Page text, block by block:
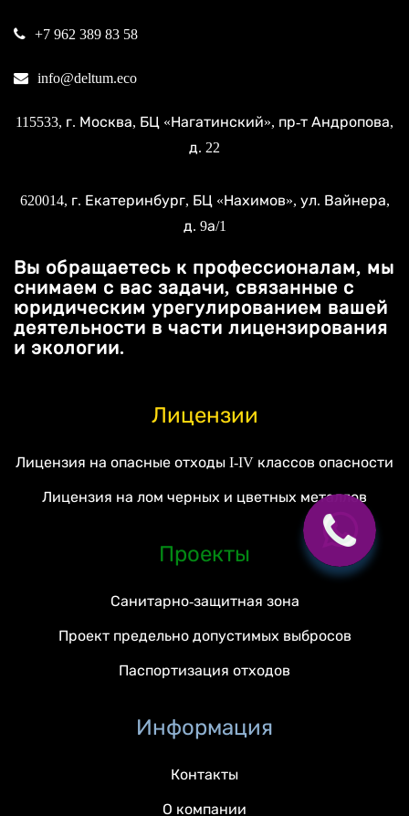
+7 962 389 83 58
info@deltum.eco
115533, г. Москва, БЦ «Нагатинский», пр-т Андропова,
д. 22
620014, г. Екатеринбург, БЦ «Нахимов», ул. Вайнера,
д. 9а/1
Вы обращаетесь к профессионалам, мы
снимаем с вас задачи, связанные с
юридическим урегулированием вашей
деятельности в части лицензирования
и экологии.
Лицензии
Лицензия на опасные отходы I-IV классов опасности
Лицензия на лом черных и цветных металлов
Проекты
Санитарно-защитная зона
Проект предельно допустимых выбросов
Паспортизация отходов
Информация
Контакты
О компании